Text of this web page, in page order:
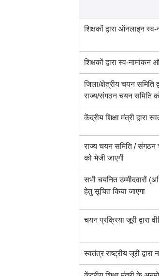
शिक्षकों द्वारा ऑनलाइन
शिक्षकों द्वारा स्व-
जिला/क्षेत्रीय चयन समिति
राज्य/संगठन चयन समिति
केंद्रीय शिक्षा मंत्री द्वारा
राज्य चयन समिति / संगठन
को भेजी जाएगी
सभी चयनित उम्मीदवारों
हेतु सूचित किया जाएगा
चयन प्रक्रिया जूरी द्वारा
स्वतंत्र राष्ट्रीय जूरी